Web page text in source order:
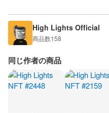
High Lights Official
商品数158
同じ作者の商品